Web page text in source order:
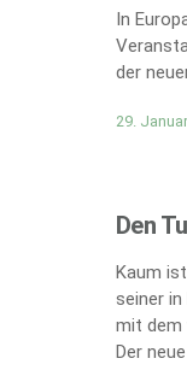
In
der
29.
Den
Kaum
seiner
mit dem
Der